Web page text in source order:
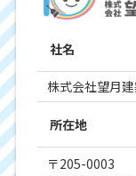
社名
株式会社望月
所在地
〒205-0003